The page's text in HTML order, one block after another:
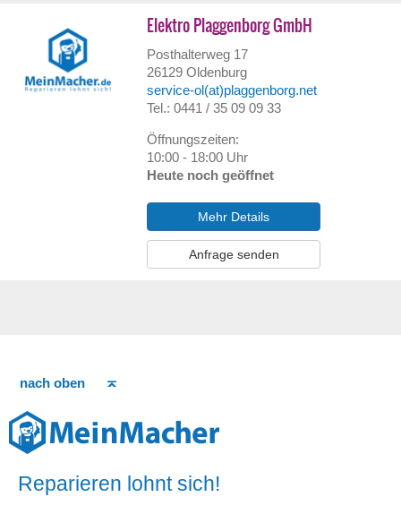
Elektro Plaggenborg GmbH
Posthalterweg 17
26129 Oldenburg
service-ol(at)plaggenborg.net
Tel.: 0441 / 35 09 09 33
Öffnungszeiten:
10:00 - 18:00 Uhr
Heute noch geöffnet
Mehr Details
Anfrage senden
nach oben
Reparieren lohnt sich!